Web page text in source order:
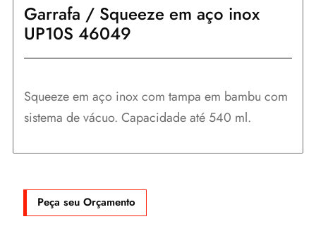
Garrafa / Squeeze em aço inox
UP10S 46049
Squeeze em aço inox com tampa em bambu com
sistema de vácuo. Capacidade até 540 ml.
Peça seu Orçamento